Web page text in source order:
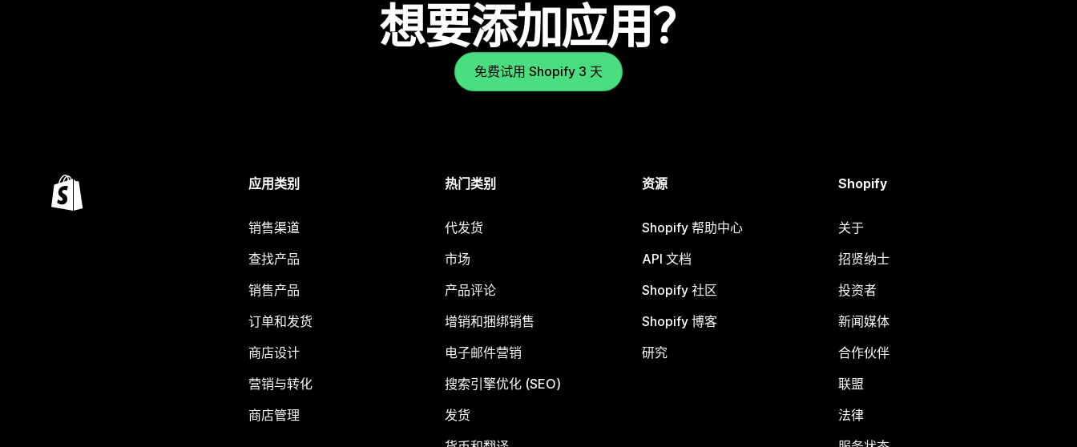
想要添加应用？
免费试用 Shopify 3 天
应用类别
销售渠道
查找产品
销售产品
订单和发货
商店设计
营销与转化
商店管理
热门类别
代发货
市场
产品评论
增销和捆绑销售
电子邮件营销
搜索引擎优化 (SEO)
发货
资源
Shopify 帮助中心
API 文档
Shopify 社区
Shopify 博客
研究
Shopify
关于
招贤纳士
投资者
新闻媒体
合作伙伴
联盟
法律